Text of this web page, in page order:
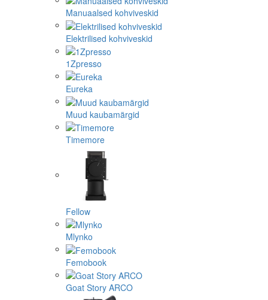
Manuaalsed kohviveskid
Elektrilised kohviveskid
1Zpresso
Eureka
Muud kaubamärgid
Timemore
Fellow
Mlynko
Femobook
Goat Story ARCO